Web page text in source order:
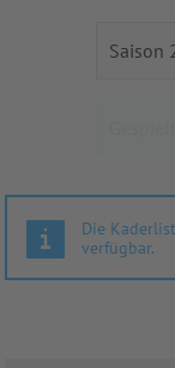
Die
verfügbar.